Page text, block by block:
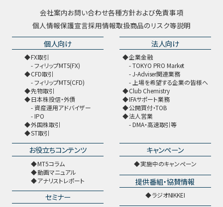
会社案内お問い合わせ各種方針および免責事項
個人情報保護宣言採用情報取扱商品のリスク等説明
個人向け
FX取引
フィリップMT5(FX)
CFD取引
フィリップMT5(CFD)
先物取引
日本株投信・外債
資産運用アドバイザー
IPO
外国株取引
ST取引
法人向け
企業金融
TOKYO PRO Market
J-Adviser関連業務
上場を希望する企業の皆様へ
Club Chemistry
IFAサポート業務
公開買付・TOB
法人営業
DMA・高速取引等
お役立ちコンテンツ
MT5コラム
動画マニュアル
アナリストレポート
セミナー
キャンペーン
実施中のキャンペーン
提供番組・協賛情報
ラジオNIKKEI